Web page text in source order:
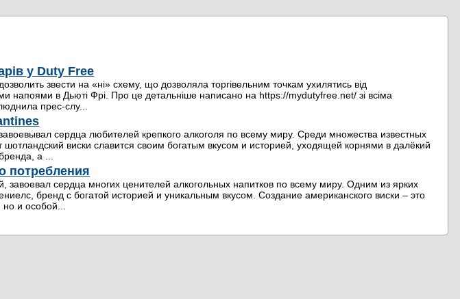
у Duty Free
звести на «ні» схему, що дозволяла торгівельним точкам ухилятись від
напоями в Дьюті Фрі. Про це детальніше написано на https://mydutyfree.net/ зі всіма
прес-слу...
сердца любителей крепкого алкоголя по всему миру. Среди множества известных
виски славится своим богатым вкусом и историей, уходящей корнями в далёкий
а ...
потребления
завоевал сердца многих ценителей алкогольных напитков по всему миру. Одним из ярких
бренд с богатой историей и уникальным вкусом. Создание американского виски – это
и особой...